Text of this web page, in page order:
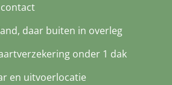
daar buiten in overleg
onder 1 dak
en uitvoerlocatie